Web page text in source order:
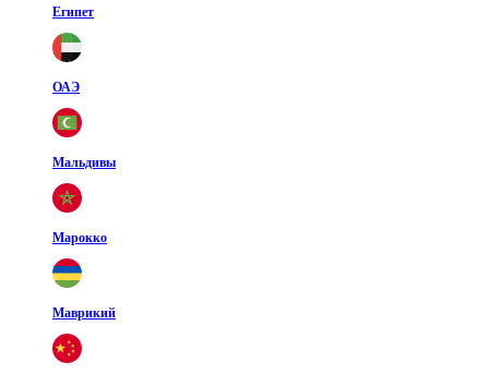
Египет
ОАЭ
Мальдивы
Марокко
Маврикий